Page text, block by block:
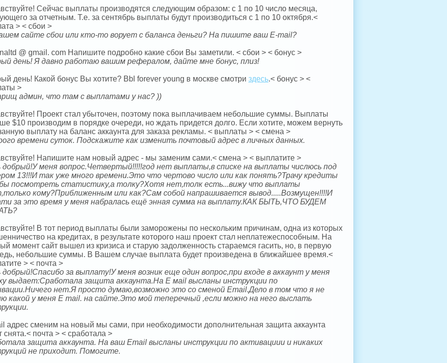
Сейчас выплаты производятся следующим образом: с 1 по 10 число месяца,
за отчетным. Т.е. за сентябрь выплаты будут производиться с 1 по 10 октября.<
> < сбои >
сайте сбои или кто-то ворует с баланса деньги? На пишите ваш E-mail?
@ gmail. com Напишите подробно какие сбои Вы заметили. < сбои > < бонус >
день! Я давно работаю вашим рефералом, дайте мне бонус, плиз!
день! Какой бонус Вы хотите? Bbl forever young в москве смотри здесь.< бонус > <
>
админ, что там с выплатами у нас? ))
Проект стал убыточен, поэтому пока выплачиваем небольшие суммы. Выплаты
$10 производим в порядке очереди, но ждать придется долго. Если хотите, можем вернуть
выплату на баланс аккаунта для заказа рекламы. < выплаты > < смена >
времени суток. Подскажите как изменить почтовый адрес в личных данных.
Напишите нам новый адрес - мы заменим сами.< смена > < выплатите >
добрый!У меня вопрос.Четвертый!!!!!год нет выплаты,в списке на выплаты числюсь под
13!!!И так уже много времени.Это что чертово число или как понять?Трачу кредиты
посмотреть статистику,а толку?Хотя нет,толк есть...вижу что выплаты
кому?Приближенным или как?Сам собой напрашивается вывод.....Возмущен!!!!И
за это время у меня набралась ещё энная сумма на выплату.КАК БЫТЬ,ЧТО БУДЕМ
В тот период выплаты были заморожены по нескольким причинам, одна из которых
на кредитах, в результате которого наш проект стал неплатежеспособным. На
момент сайт вышел из кризиса и старую задолженность стараемся гасить, но, в первую
небольшие суммы. В Вашем случае выплата будет произведена в ближайшее время.<
> < почта >
добрый!Спасибо за выплату!У меня возник еще один вопрос,при входе в аккаунт у меня
выдает:Сработала защита аккаунта.На Е маil высланы инструкции по
нет.Я просто думаю,возможно это со сменой Email.Дело в том что я не
какой у меня E mail. на сайте.Это мой теперечный ,если можно на него выслать
адрес сменим на новый мы сами, при необходимости дополнительная защита аккаунта
снята.< почта > < сработала >
защита аккаунта. На ваш Email высланы инструкции по активациии и никаких
не приходит. Помогите.